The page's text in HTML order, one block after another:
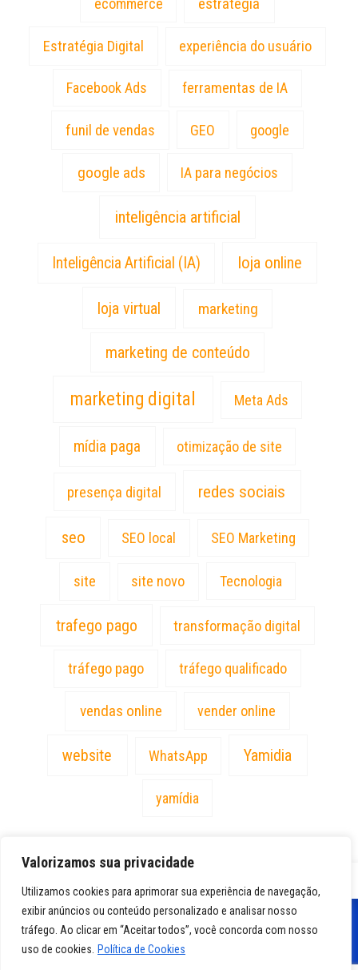
Valorizamos sua privacidade
Utilizamos cookies para aprimorar sua experiência de navegação,
exibir anúncios ou conteúdo personalizado e analisar nosso
tráfego. Ao clicar em “Aceitar todos”, você concorda com nosso
uso de cookies.
Política de Cookies
Estratégia Digital experiência do usuário
Facebook Ads ferramentas de IA
funil de vendas GEO google
google ads IA para negócios
inteligência artificial
Inteligência Artificial (IA) loja online
loja virtual marketing
marketing de conteúdo
marketing digital Meta Ads
mídia paga otimização de site
presença digital redes sociais
seo SEO local SEO Marketing
site site novo Tecnologia
trafego pago transformação digital
tráfego pago tráfego qualificado
vendas online vender online
website WhatsApp Yamidia
yamídia